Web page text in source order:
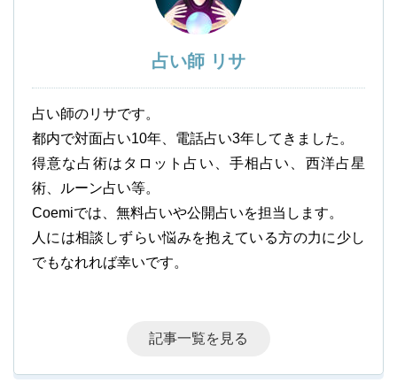
占い師 リサ
占い師のリサです。
都内で対面占い10年、電話占い3年してきました。
得意な占術はタロット占い、手相占い、西洋占星
術、ルーン占い等。
Coemiでは、無料占いや公開占いを担当します。
人には相談しずらい悩みを抱えている方の力に少し
でもなれれば幸いです。
記事一覧を見る